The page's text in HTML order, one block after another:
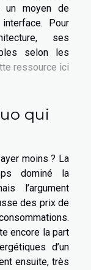
un moyen de
Pour
ses
selon les
ressource ici
qui
moins ? La
dominé la
l’argument
des prix de
encore la part
d’un
ensuite, très